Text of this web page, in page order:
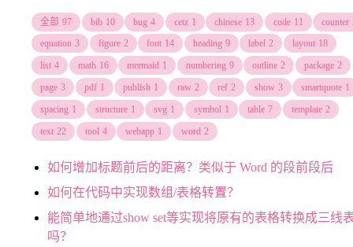
全部 97 bib 10 bug 4 cetz 1 chinese 13 code 11 counter
equation 3 figure 2 font 14 heading 9 label 2 layout 18
list 4 math 16 mermaid 1 numbering 9 outline 2 package 2
page 3 pdf 1 publish 1 raw 2 ref 2 show 3 smartquote 1
spacing 1 structure 1 svg 1 symbol 1 table 7 template 2
text 22 tool 4 webapp 1 word 2
如何增加标题前后的距离？类似于 Word 的段前段后
如何在代码中实现数组/表格转置？
能简单地通过show set等实现将原有的表格转换成三线
吗？